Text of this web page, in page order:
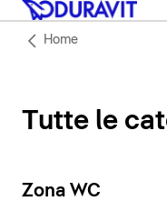
Home
Tutte le
Zona WC